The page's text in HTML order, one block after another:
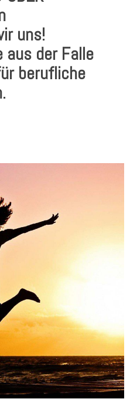
uns!
aus der Falle
berufliche